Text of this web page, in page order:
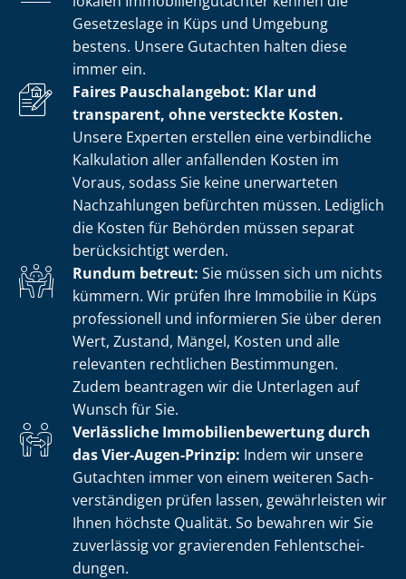
Gesetzeslage in Küps und Umgebung
bestens. Unsere Gutachten halten diese
immer ein.
Faires Pauschalangebot: Klar und
transparent, ohne versteckte Kosten.
Unsere Experten erstellen eine verbindliche
Kalkulation aller anfallenden Kosten im
Voraus, sodass Sie keine unerwarteten
Nachzahlungen befürchten müssen. Lediglich
die Kosten für Behörden müssen separat
berücksichtigt werden.
Rundum betreut: Sie müssen sich um nichts
kümmern. Wir prüfen Ihre Immobilie in Küps
professionell und informieren Sie über deren
Wert, Zustand, Mängel, Kosten und alle
relevanten rechtlichen Bestimmungen.
Zudem beantragen wir die Unterlagen auf
Wunsch für Sie.
Verlässliche Im­mo­bi­li­en­be­wer­tung durch
das Vier-Augen-Prinzip: Indem wir unsere
Gutachten immer von einem weiteren Sach­
ver­stän­di­gen prüfen lassen, gewährleisten wir
Ihnen höchste Qualität. So bewahren wir Sie
zuverlässig vor gravierenden Fehl­ent­schei­
dun­gen.